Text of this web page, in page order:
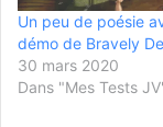
Un peu de poésie
démo de Bravely
30 mars 2020
Dans "Mes Tests